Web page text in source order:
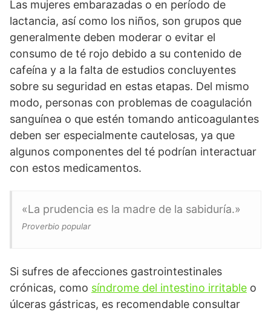
Las mujeres embarazadas o en período de
lactancia, así como los niños, son grupos que
generalmente deben moderar o evitar el
consumo de té rojo debido a su contenido de
cafeína y a la falta de estudios concluyentes
sobre su seguridad en estas etapas. Del mismo
modo, personas con problemas de coagulación
sanguínea o que estén tomando anticoagulantes
deben ser especialmente cautelosas, ya que
algunos componentes del té podrían interactuar
con estos medicamentos.
«La prudencia es la madre de la sabiduría.»
Proverbio popular
Si sufres de afecciones gastrointestinales
crónicas, como síndrome del intestino irritable o
úlceras gástricas, es recomendable consultar